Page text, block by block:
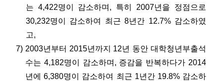
는 4,422명이 감소하며, 특히 2007년을 정점으로
30,232명이 감소하여 최근 8년간 12.7% 감소하였
고,
7) 2003년부터 2015년까지 12년 동안 대학청년부출석
수는 4,182명이 감소하며, 증감을 반복하다가 2014
년에 6,380명이 감소하여 최근 1년간 19.8% 감소하